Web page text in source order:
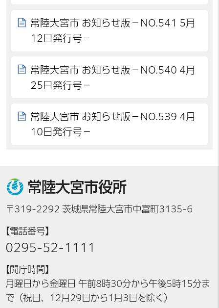
常陸大宮市 お知らせ版－NO.541 5月
12日発行号－
常陸大宮市 お知らせ版－NO.540 4月
25日発行号－
常陸大宮市 お知らせ版－NO.539 4月
10日発行号－
常陸大宮市役所
〒319-2292 茨城県常陸大宮市中富町3135-6
【電話番号】
0295-52-1111
【開庁時間】
月曜日から金曜日 午前8時30分から午後5時15分ま
で（祝日、12月29日から1月3日を除く）